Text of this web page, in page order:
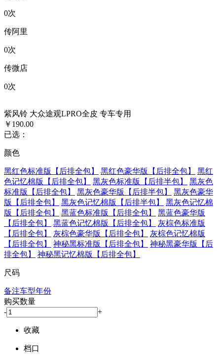
0次
传阿里
0次
传微店
0次
紫风铃 大众途观LPRO全皮 专车专用
￥190.00
已选：
颜色
黑红色标准版【后排全包】 黑红色豪华版【后排全包】
黑红
色记忆棉版【后排全包】
黑灰色标准版【后排半包】
黑灰色
标准版【后排全包】
黑灰色豪华版【后排半包】
黑灰色豪华
版【后排全包】
黑灰色记忆棉版【后排半包】
黑灰色记忆棉
版【后排全包】
黑蓝色标准版【后排全包】
黑蓝色豪华版
【后排全包】
黑蓝色记忆棉版【后排全包】
灰棕色标准版
【后排全包】
灰棕色豪华版【后排全包】
灰棕色记忆棉版
【后排全包】
神秘黑标准版【后排全包】
神秘黑豪华版【后
排全包】
神秘黑记忆棉版【后排全包】
尺码
备注车型年份
购买数量
-
+
收藏
档口